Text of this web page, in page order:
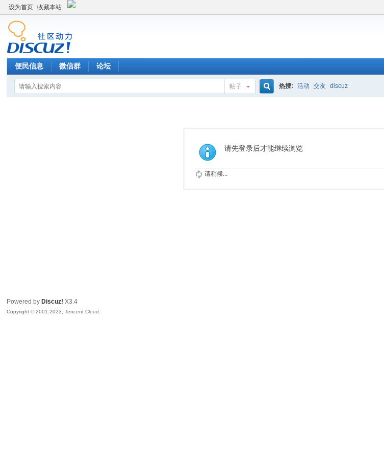
设为首页 收藏本站
便民信息 微信群 论坛
帖子
索
热搜: 活动 交友 discuz
请先登录后才能继续浏览
请稍候...
Powered by Discuz! X3.4
Copyright © 2001-2023, Tencent Cloud.